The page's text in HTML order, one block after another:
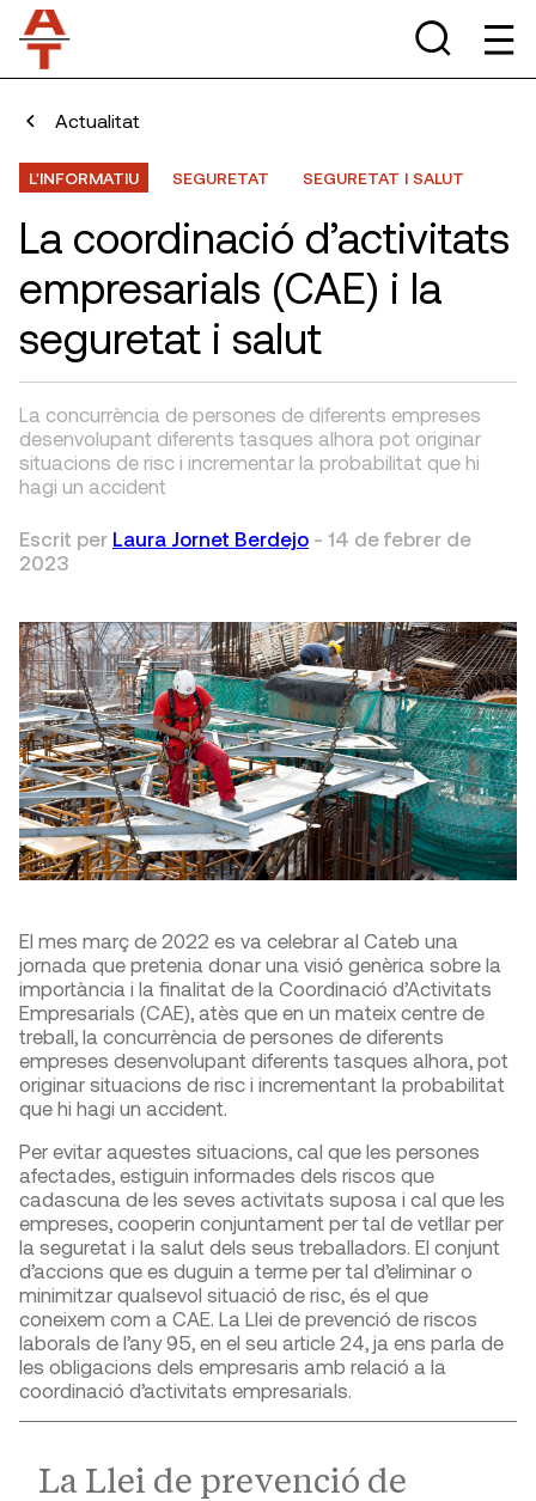
Actualitat
L'INFORMATIU SEGURETAT SEGURETAT I SALUT
La coordinació d’activitats
empresarials (CAE) i la
seguretat i salut
La concurrència de persones de diferents empreses
desenvolupant diferents tasques alhora pot originar
situacions de risc i incrementar la probabilitat que hi
hagi un accident
Escrit per Laura Jornet Berdejo - 14 de febrer de
2023
El mes març de 2022 es va celebrar al Cateb una
jornada que pretenia donar una visió genèrica sobre la
importància i la finalitat de la Coordinació d’Activitats
Empresarials (CAE), atès que en un mateix centre de
treball, la concurrència de persones de diferents
empreses desenvolupant diferents tasques alhora, pot
originar situacions de risc i incrementant la probabilitat
que hi hagi un accident.
Per evitar aquestes situacions, cal que les persones
afectades, estiguin informades dels riscos que
cadascuna de les seves activitats suposa i cal que les
empreses, cooperin conjuntament per tal de vetllar per
la seguretat i la salut dels seus treballadors. El conjunt
d’accions que es duguin a terme per tal d’eliminar o
minimitzar qualsevol situació de risc, és el que
coneixem com a CAE. La Llei de prevenció de riscos
laborals de l’any 95, en el seu article 24, ja ens parla de
les obligacions dels empresaris amb relació a la
coordinació d’activitats empresarials.
La Llei de prevenció de